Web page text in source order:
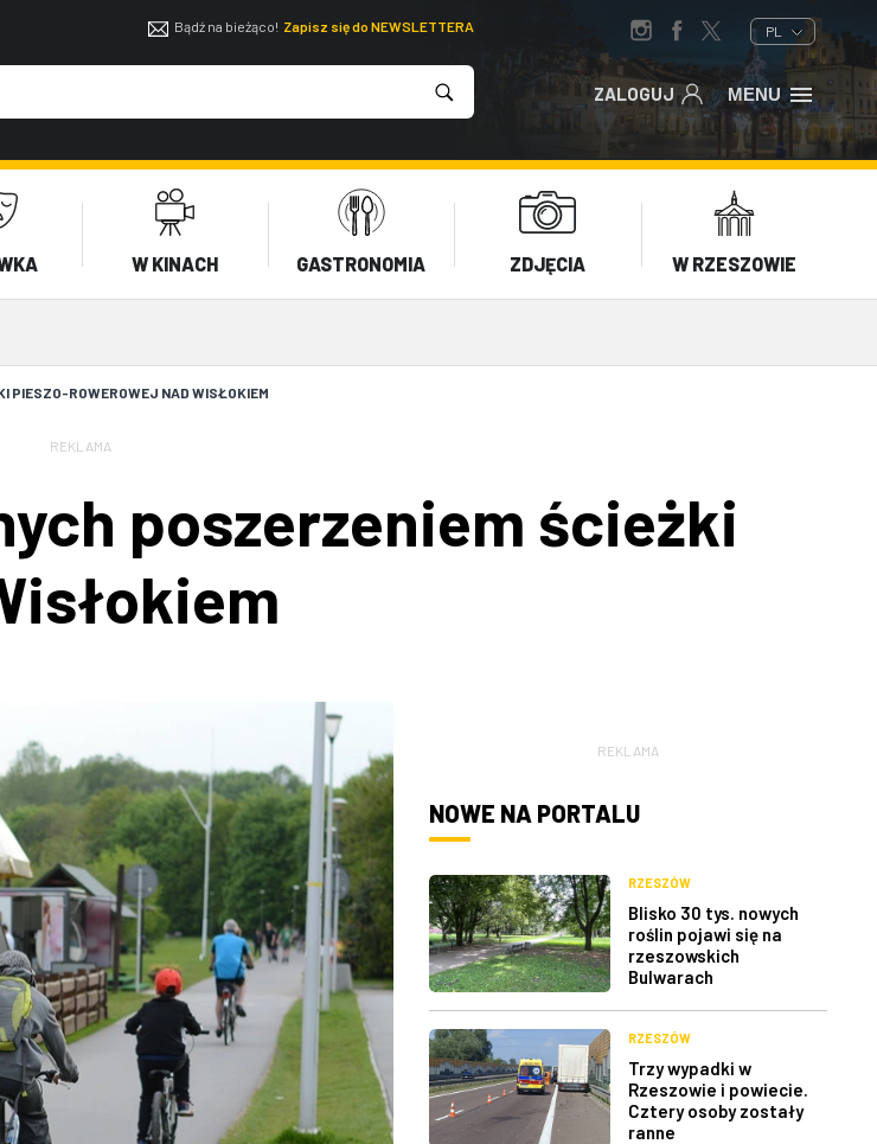
Bądź na bieżąco! Zapisz się do NEWSLETTERA PL
ZALOGUJ MENU
W KINACH GASTRONOMIA ZDJĘCIA W RZESZOWIE
PIESZO-ROWEROWEJ NAD WISŁOKIEM
REKLAMA
poszerzeniem ścieżki
REKLAMA
NOWE NA PORTALU
RZESZÓW
Blisko 30 tys. nowych
roślin pojawi się na
rzeszowskich
Bulwarach
RZESZÓW
Trzy wypadki w
Rzeszowie i powiecie.
Cztery osoby zostały
ranne